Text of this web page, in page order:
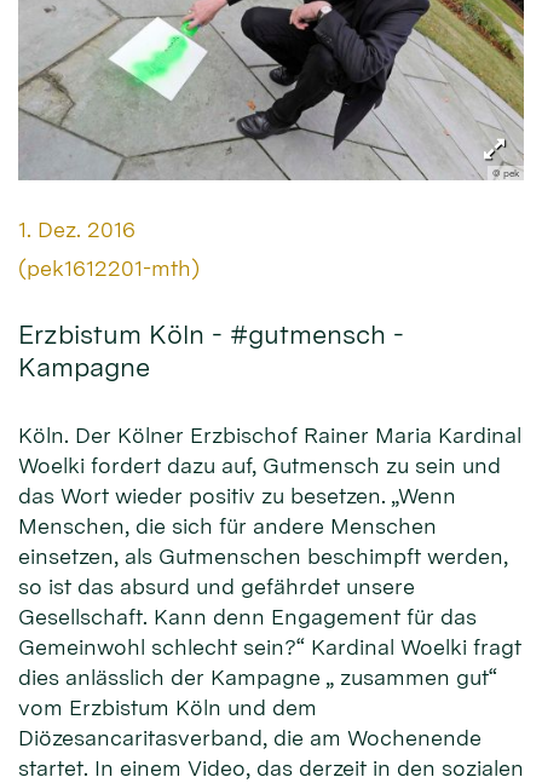
© pek
Datum:
1. Dez. 2016
Von:
(pek1612201-mth)
Erzbistum Köln - #gutmensch -
Kampagne
Köln. Der Kölner Erzbischof Rainer Maria Kardinal
Woelki fordert dazu auf, Gutmensch zu sein und
das Wort wieder positiv zu besetzen. „Wenn
Menschen, die sich für andere Menschen
einsetzen, als Gutmenschen beschimpft werden,
so ist das absurd und gefährdet unsere
Gesellschaft. Kann denn Engagement für das
Gemeinwohl schlecht sein?“ Kardinal Woelki fragt
dies anlässlich der Kampagne „ zusammen gut“
vom Erzbistum Köln und dem
Diözesancaritasverband, die am Wochenende
startet. In einem Video, das derzeit in den sozialen